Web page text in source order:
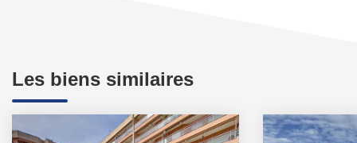
Les biens similaires